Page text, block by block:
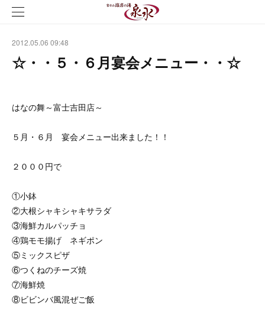
2012.05.06 09:48
☆・・５・６月宴会メニュー・・☆
はなの舞～富士吉田店～
５月・６月 宴会メニュー出来ました！！
２０００円で
①小鉢
②大根シャキシャキサラダ
③海鮮カルパッチョ
④鶏モモ揚げ ネギポン
⑤ミックスピザ
⑥つくねのチーズ焼
⑦海鮮焼
⑧ビビンバ風混ぜご飯